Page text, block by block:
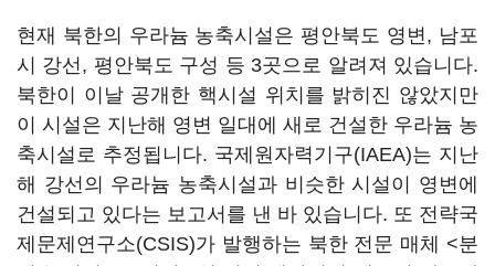
현재 북한의 우라늄 농축시설은 평안북도 영변, 남포
시 강선, 평안북도 구성 등 3곳으로 알려져 있습니다.
북한이 이날 공개한 핵시설 위치를 밝히진 않았지만
이 시설은 지난해 영변 일대에 새로 건설한 우라늄 농
축시설로 추정됩니다. 국제원자력기구(IAEA)는 지난
해 강선의 우라늄 농축시설과 비슷한 시설이 영변에
건설되고 있다는 보고서를 낸 바 있습니다. 또 전략국
제문제연구소(CSIS)가 발행하는 북한 전문 매체 <분